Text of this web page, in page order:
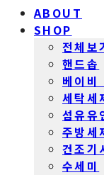
ABOUT
SHOP
전체보
핸드솝
베이비
세탁세
섬유유
주방세
건조기
수세미